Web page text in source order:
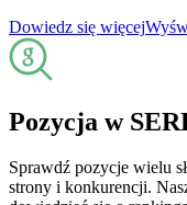
Dowiedz się więcej
Pozycja w
Sprawdź pozycje wielu
strony i konkurencji.